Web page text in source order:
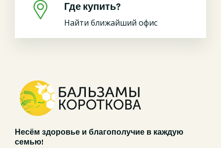
Где купить?
Найти ближайший офис
Несём здоровье и благополучие в каждую
семью!